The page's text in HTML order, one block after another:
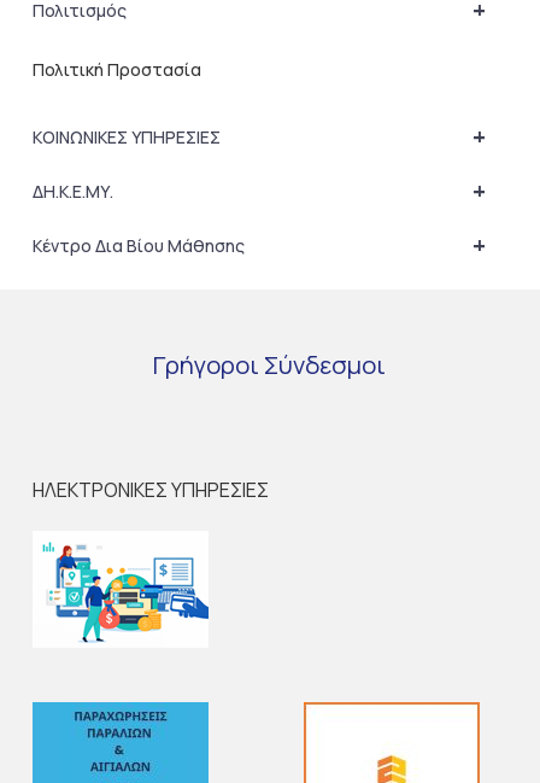
+
Πολιτισμός
Πολιτική Προστασία
+
ΚΟΙΝΩΝΙΚΕΣ ΥΠΗΡΕΣΙΕΣ
+
ΔΗ.Κ.Ε.ΜΥ.
+
Κέντρο Δια Βίου Μάθησης
Γρήγοροι Σύνδεσμοι
ΗΛΕΚΤΡΟΝΙΚΕΣ ΥΠΗΡΕΣΙΕΣ